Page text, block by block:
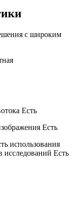
с широким
Есть
Есть
использования
исследований Есть